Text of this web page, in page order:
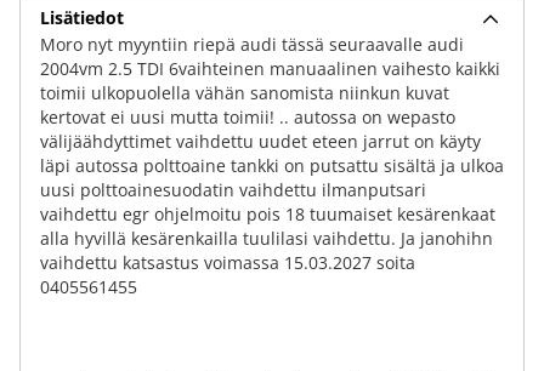
Lisätiedot
Moro nyt myyntiin riepä audi tässä seuraavalle audi
2004vm 2.5 TDI 6vaihteinen manuaalinen vaihesto kaikki
toimii ulkopuolella vähän sanomista niinkun kuvat
kertovat ei uusi mutta toimii! .. autossa on wepasto
välijäähdyttimet vaihdettu uudet eteen jarrut on käyty
läpi autossa polttoaine tankki on putsattu sisältä ja ulkoa
uusi polttoainesuodatin vaihdettu ilmanputsari
vaihdettu egr ohjelmoitu pois 18 tuumaiset kesärenkaat
alla hyvillä kesärenkailla tuulilasi vaihdettu. Ja janohihn
vaihdettu katsastus voimassa 15.03.2027 soita
0405561455